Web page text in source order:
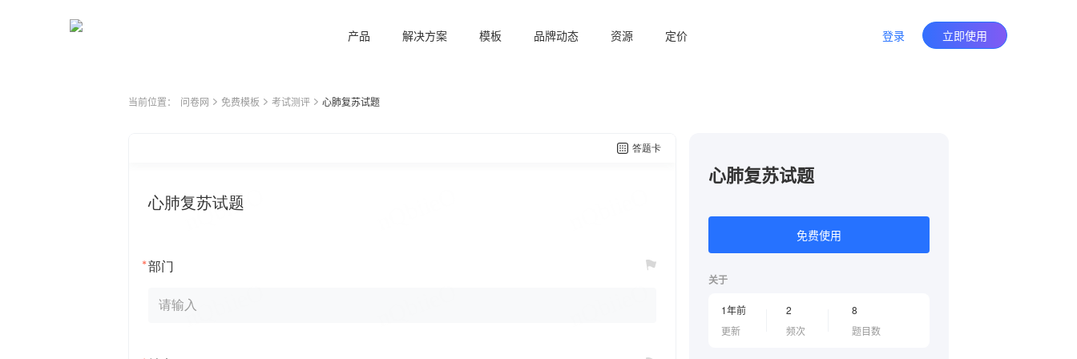
产品 解决方案 模板 品牌动态 资源 定价 登录 立即使用
当前位置： 问卷网 免费模板 考试测评 心肺复苏试题
心肺复苏试题
免费使用
关于
1年前
更新
2
频次
8
题目数